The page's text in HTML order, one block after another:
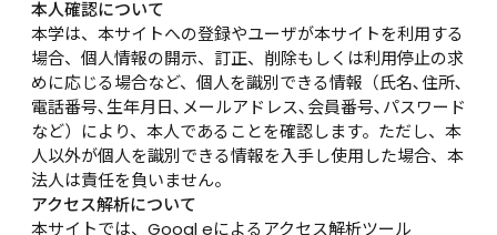
本人確認について
本学は、本サイトへの登録やユーザが本サイトを利用する
場合、個人情報の開示、訂正、削除もしくは利用停止の求
めに応じる場合など、個人を識別できる情報（氏名､住所､
電話番号､生年月日､メールアドレス､会員番号､パスワード
など）により、本人であることを確認します。ただし、本
人以外が個人を識別できる情報を入手し使用した場合、本
法人は責任を負いません。
アクセス解析について
本サイトでは、Googl eによるアクセス解析ツール